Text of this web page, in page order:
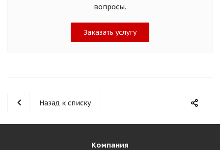
вопросы.
Заказать услугу
Назад к списку
Компания